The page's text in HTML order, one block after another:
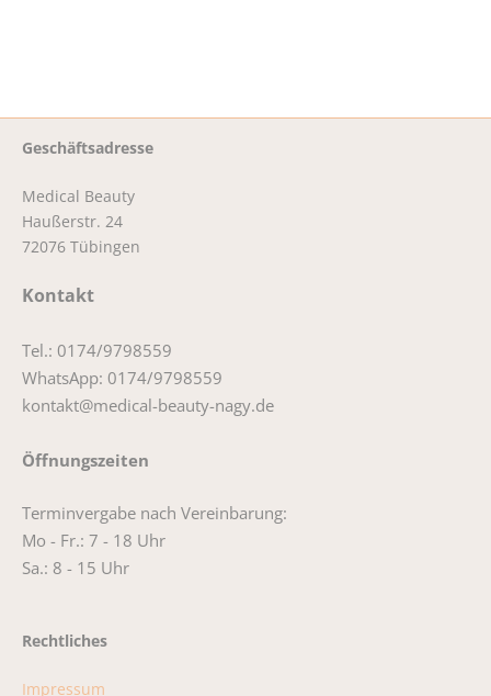
Geschäftsadresse
Medical Beauty
Haußerstr. 24
72076 Tübingen
Kontakt
Tel.: 0174/9798559
WhatsApp: 0174/9798559
kontakt@medical-beauty-nagy.de
Öffnungszeiten
Terminvergabe nach Vereinbarung:
Mo - Fr.: 7 - 18 Uhr
Sa.: 8 - 15 Uhr
Rechtliches
Impressum